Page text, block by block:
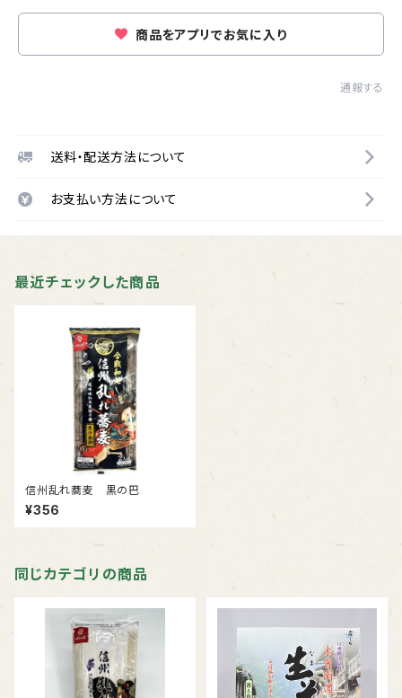
商品をアプリでお気に入り
通報する
送料・配送方法について
お支払い方法について
最近チェックした商品
信州乱れ蕎麦 黒の巴
¥356
同じカテゴリの商品